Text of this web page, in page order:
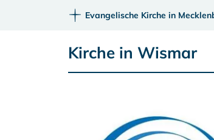
Evangelische Kirche in
Kirche in Wismar